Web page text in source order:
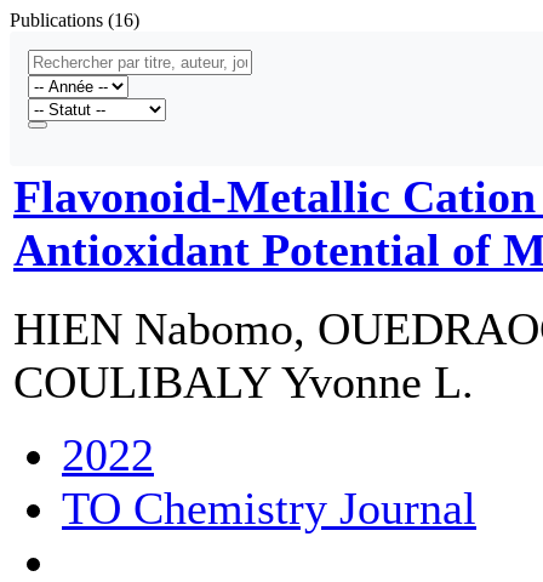
Publications (16)
Flavonoid-Metallic
Antioxidant Potential of
HIEN Nabomo,
COULIBALY Yvonne L.
2022
TO Chemistry Journal